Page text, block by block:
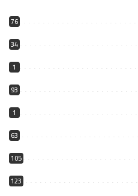
76
34
1
93
1
63
105
123